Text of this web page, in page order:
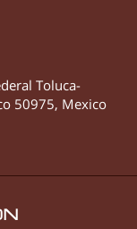
Toluca-
50975, Mexico